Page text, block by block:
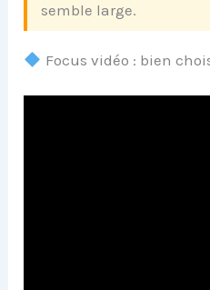
semble large.
Focus vidéo : bien